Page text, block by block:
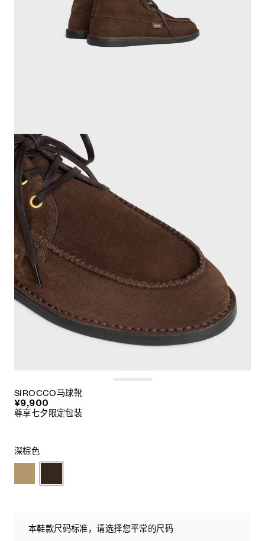
SIROCCO马球靴
¥9,900
尊享七夕限定包装
深棕色
本鞋款尺码标准，请选择您平常的尺码